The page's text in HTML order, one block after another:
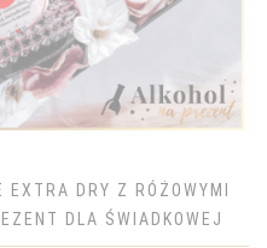
DRY Z RÓŻOWYMI
DLA ŚWIADKOWEJ